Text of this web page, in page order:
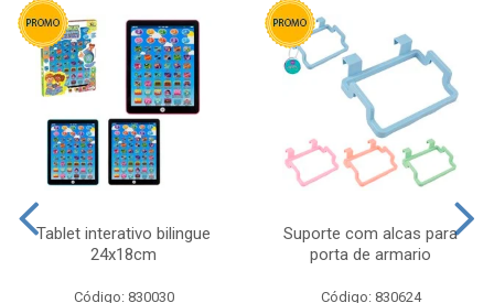
Tablet interativo bilingue
24x18cm
Código: 830030
Suporte com alcas para
porta de armario
Código: 830624